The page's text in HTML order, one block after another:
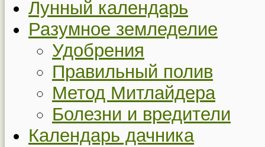
Лунный календарь
Разумное земледелие
Удобрения
Правильный полив
Метод Митлайдера
Болезни и вредители
Календарь дачника